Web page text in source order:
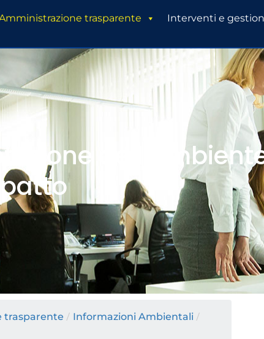
trasparente Interventi e
trasparente / Informazioni Ambientali /